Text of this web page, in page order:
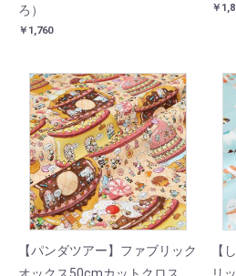
ろ）
￥1,760
￥
【パンダツアー】ファブリック
オックス50cmカットクロス
【
リ